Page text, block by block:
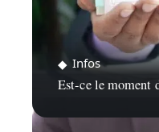
Infos
Est-ce le moment